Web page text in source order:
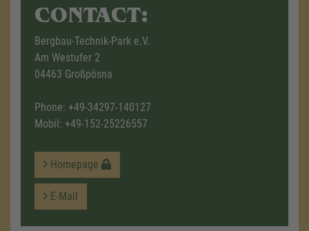
CONTACT:
Bergbau-Technik-Park e.V.
Am Westufer 2
04463 Großpösna
Phone: +49-34297-140127
Mobil: +49-152-25226557
Homepage
E-Mail